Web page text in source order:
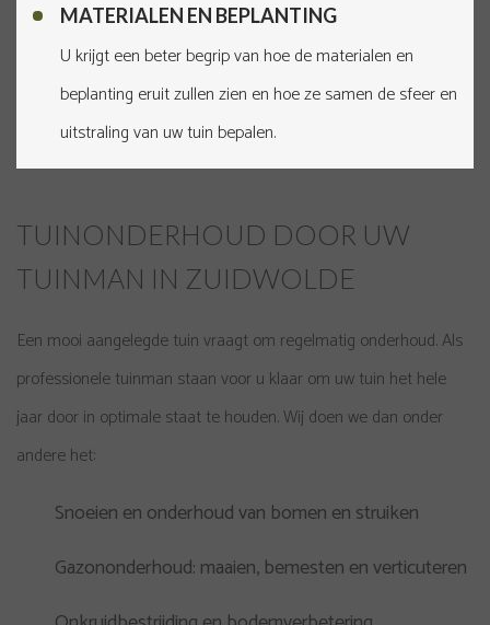
MATERIALEN EN BEPLANTING
U krijgt een beter begrip van hoe de materialen en
beplanting eruit zullen zien en hoe ze samen de sfeer en
uitstraling van uw tuin bepalen.
TUINONDERHOUD DOOR UW
TUINMAN IN ZUIDWOLDE
Een mooi aangelegde tuin vraagt om regelmatig onderhoud. Als
professionele tuinman staan voor u klaar om uw tuin het hele
jaar door in optimale staat te houden. Wij doen we dan onder
andere het:
Snoeien en onderhoud van bomen en struiken
Gazononderhoud: maaien, bemesten en verticuteren